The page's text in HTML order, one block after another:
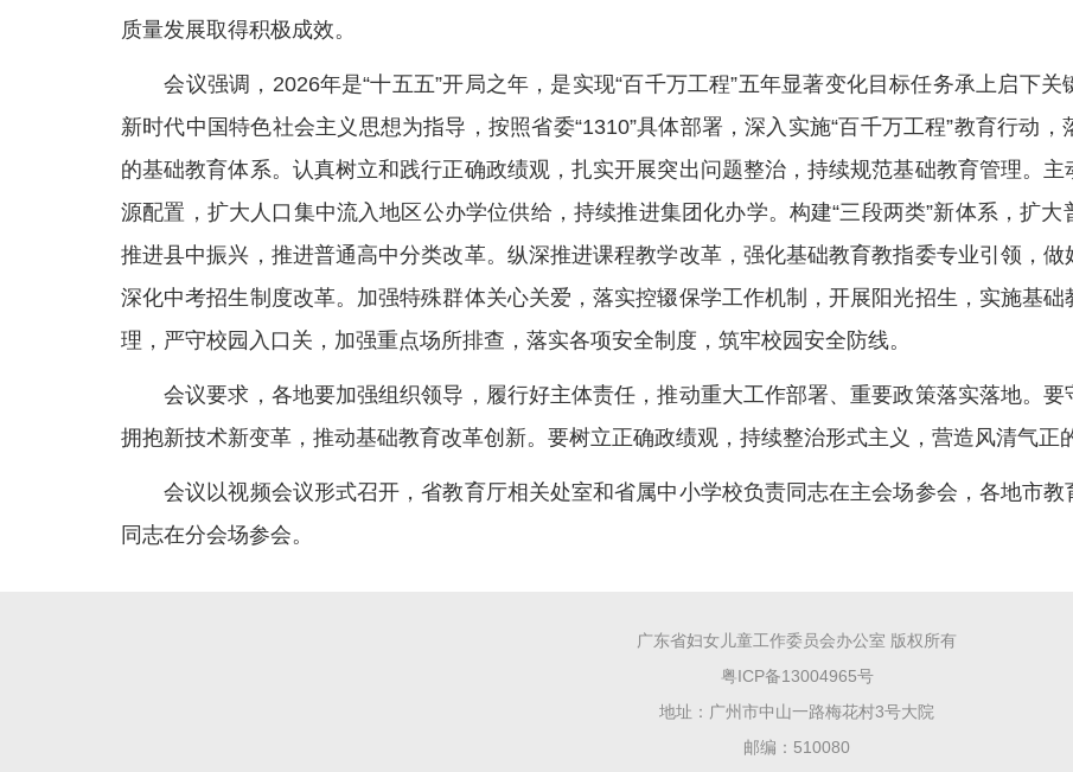
质量发展取得积极成效。
会议强调，2026年是“十五五”开局之年，是实现“百千万工程”五年显著变化目标任务承上启下关
新时代中国特色社会主义思想为指导，按照省委“1310”具体部署，深入实施“百千万工程”教育行动
的基础教育体系。认真树立和践行正确政绩观，扎实开展突出问题整治，持续规范基础教育管理。
源配置，扩大人口集中流入地区公办学位供给，持续推进集团化办学。构建“三段两类”新体系，扩大
推进县中振兴，推进普通高中分类改革。纵深推进课程教学改革，强化基础教育教指委专业引领，做
深化中考招生制度改革。加强特殊群体关心关爱，落实控辍保学工作机制，开展阳光招生，实施基
理，严守校园入口关，加强重点场所排查，落实各项安全制度，筑牢校园安全防线。
会议要求，各地要加强组织领导，履行好主体责任，推动重大工作部署、重要政策落实落地。要
拥抱新技术新变革，推动基础教育改革创新。要树立正确政绩观，持续整治形式主义，营造风清气正
会议以视频会议形式召开，省教育厅相关处室和省属中小学校负责同志在主会场参会，各地市教
同志在分会场参会。
广东省妇女儿童工作委员会办公室 版权所有
粤ICP备13004965号
地址：广州市中山一路梅花村3号大院
邮编：510080